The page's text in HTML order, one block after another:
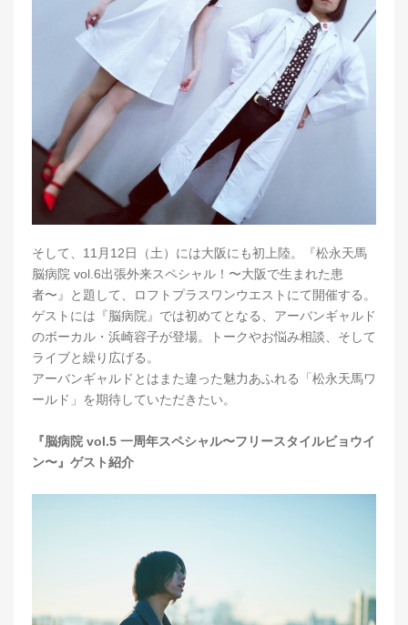
そして、11月12日（土）には大阪にも初上陸。『松永天馬
脳病院 vol.6出張外来スペシャル！〜大阪で生まれた患
者〜』と題して、ロフトプラスワンウエストにて開催する。
ゲストには『脳病院』では初めてとなる、アーバンギャルド
のボーカル・浜崎容子が登場。トークやお悩み相談、そして
ライブと繰り広げる。
アーバンギャルドとはまた違った魅力あふれる「松永天馬ワ
ールド」を期待していただきたい。
『脳病院 vol.5 一周年スペシャル〜フリースタイルビョウイ
ン〜』ゲスト紹介